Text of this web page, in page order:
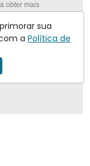
obter mais
.
sua
a Política de